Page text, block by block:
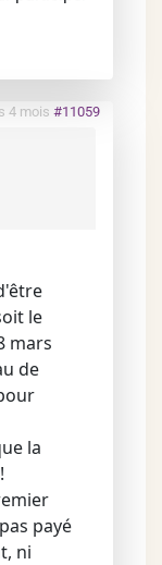
4 mois #11059
le
mars
de
la
payé
ni